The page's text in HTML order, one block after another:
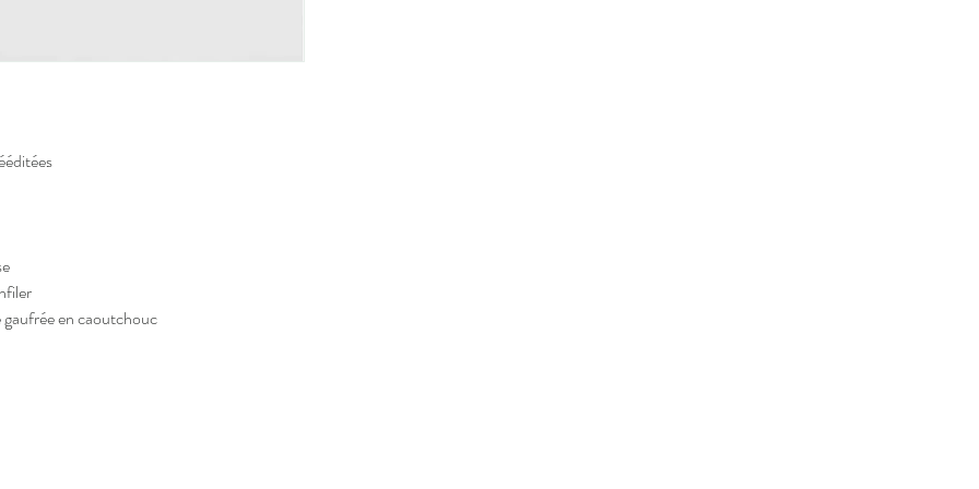
en caoutchouc